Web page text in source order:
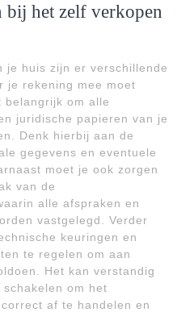
bij het zelf verkopen
je huis zijn er verschillende
je rekening mee moet
belangrijk om alle
juridische papieren van je
Denk hierbij aan de
gegevens en eventuele
moet je ook zorgen
van de
alle afspraken en
vastgelegd. Verder
keuringen en
te regelen om aan
Het kan verstandig
om het
af te handelen en